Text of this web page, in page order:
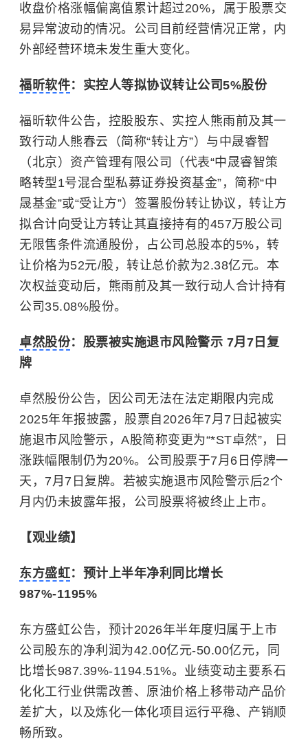
收盘价格涨幅偏离值累计超过20%，属于股票交
易异常波动的情况。公司目前经营情况正常，内
外部经营环境未发生重大变化。
福昕软件：实控人等拟协议转让公司5%股份
福昕软件公告，控股股东、实控人熊雨前及其一
致行动人熊春云（简称“转让方”）与中晟睿智
（北京）资产管理有限公司（代表“中晟睿智策
略转型1号混合型私募证券投资基金”，简称“中
晟基金”或“受让方”）签署股份转让协议，转让方
拟合计向受让方转让其直接持有的457万股公司
无限售条件流通股份，占公司总股本的5%，转
让价格为52元/股，转让总价款为2.38亿元。本
次权益变动后，熊雨前及其一致行动人合计持有
公司35.08%股份。
卓然股份：股票被实施退市风险警示 7月7日复
牌
卓然股份公告，因公司无法在法定期限内完成
2025年年报披露，股票自2026年7月7日起被实
施退市风险警示，A股简称变更为“*ST卓然”，日
涨跌幅限制仍为20%。公司股票于7月6日停牌一
天，7月7日复牌。若被实施退市风险警示后2个
月内仍未披露年报，公司股票将被终止上市。
【观业绩】
东方盛虹：预计上半年净利同比增长
987%-1195%
东方盛虹公告，预计2026年半年度归属于上市
公司股东的净利润为42.00亿元-50.00亿元，同
比增长987.39%-1194.51%。业绩变动主要系石
化化工行业供需改善、原油价格上移带动产品价
差扩大，以及炼化一体化项目运行平稳、产销顺
畅所致。